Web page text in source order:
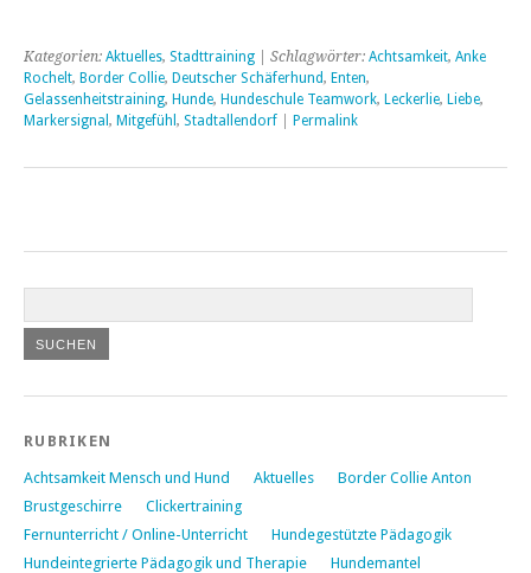
Kategorien: Aktuelles, Stadttraining | Schlagwörter: Achtsamkeit, Anke
Rochelt, Border Collie, Deutscher Schäferhund, Enten,
Gelassenheitstraining, Hunde, Hundeschule Teamwork, Leckerlie, Liebe,
Markersignal , Mitgefühl , Stadtallendorf Permalink
RUBRIKEN
Achtsamkeit Mensch und Hund Aktuelles
Border Collie Anton
Brustgeschirre
Clickertraining
Fernunterricht / Online-Unterricht
Hundegestützte Pädagogik
Hundeintegrierte Pädagogik und Therapie
Hundemantel